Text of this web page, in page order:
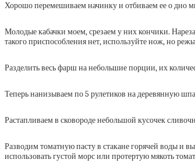
Хорошо перемешиваем начинку и отбиваем ее о дно
Молодые кабачки моем, срезаем у них кончики.
такого приспособления нет, используйте нож, но
Разделить весь фарш на небольшие порции, их
Теперь нанизываем по 5 рулетиков на деревянную
Растапливаем в сковороде небольшой кусочек
Разводим томатную пасту в стакане горячей воды и
использовать густой морс или протертую мякоть